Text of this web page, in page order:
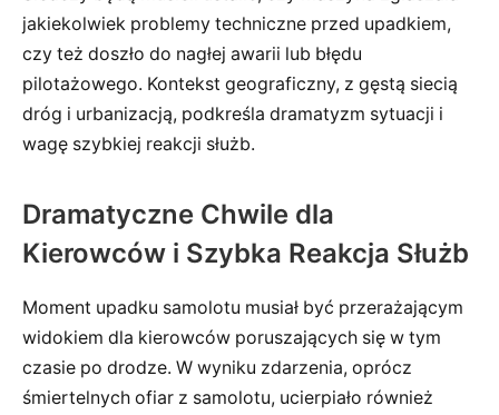
jakiekolwiek problemy techniczne przed upadkiem,
czy też doszło do nagłej awarii lub błędu
pilotażowego. Kontekst geograficzny, z gęstą siecią
dróg i urbanizacją, podkreśla dramatyzm sytuacji i
wagę szybkiej reakcji służb.
Dramatyczne Chwile dla
Kierowców i Szybka Reakcja Służb
Moment upadku samolotu musiał być przerażającym
widokiem dla kierowców poruszających się w tym
czasie po drodze. W wyniku zdarzenia, oprócz
śmiertelnych ofiar z samolotu, ucierpiało również